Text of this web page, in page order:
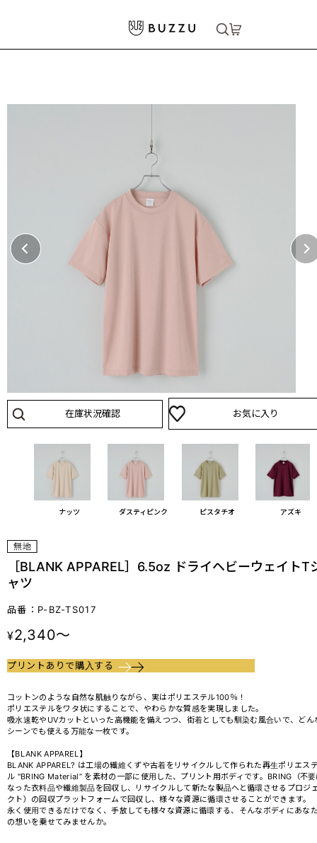
［BLANK APPAREL］6.5oz ドライヘビーウェイトTシャツ
在庫状況確認 お気に入り
ナッツ ダスティピンク ピスタチオ アズキ
［BLANK APPAREL］6.5oz ドライヘビーウェイトT
ャツ
品番：P-BZ-TS017
¥2,340～
プリントありで購入する
コットンのような自然な肌触りながら、実はポリエステル100％！
ポリエステルをワタ状にすることで、やわらかな質感を実現しました。
吸水速乾やUVカットといった高機能を備えつつ、街着としても馴染む風合いで、どん
シーンでも使える万能な一枚です。
【BLANK APPAREL】
BLANK APPAREL? は工場の繊維くずや古着をリサイクルして作られた再生ポリエス
ル "BRING Material” を素材の一部に使用した、プリント用ボディです。BRING（不
なった衣料品や繊維製品を回収し、リサイクルして新たな製品へと循環させるプロジ
クト）の回収プラットフォームで回収し、様々な資源に循環させることができます。
永く使用できるだけでなく、手放しても様々な資源に循環する、そんなボディにあな
の想いを乗せてみませんか。